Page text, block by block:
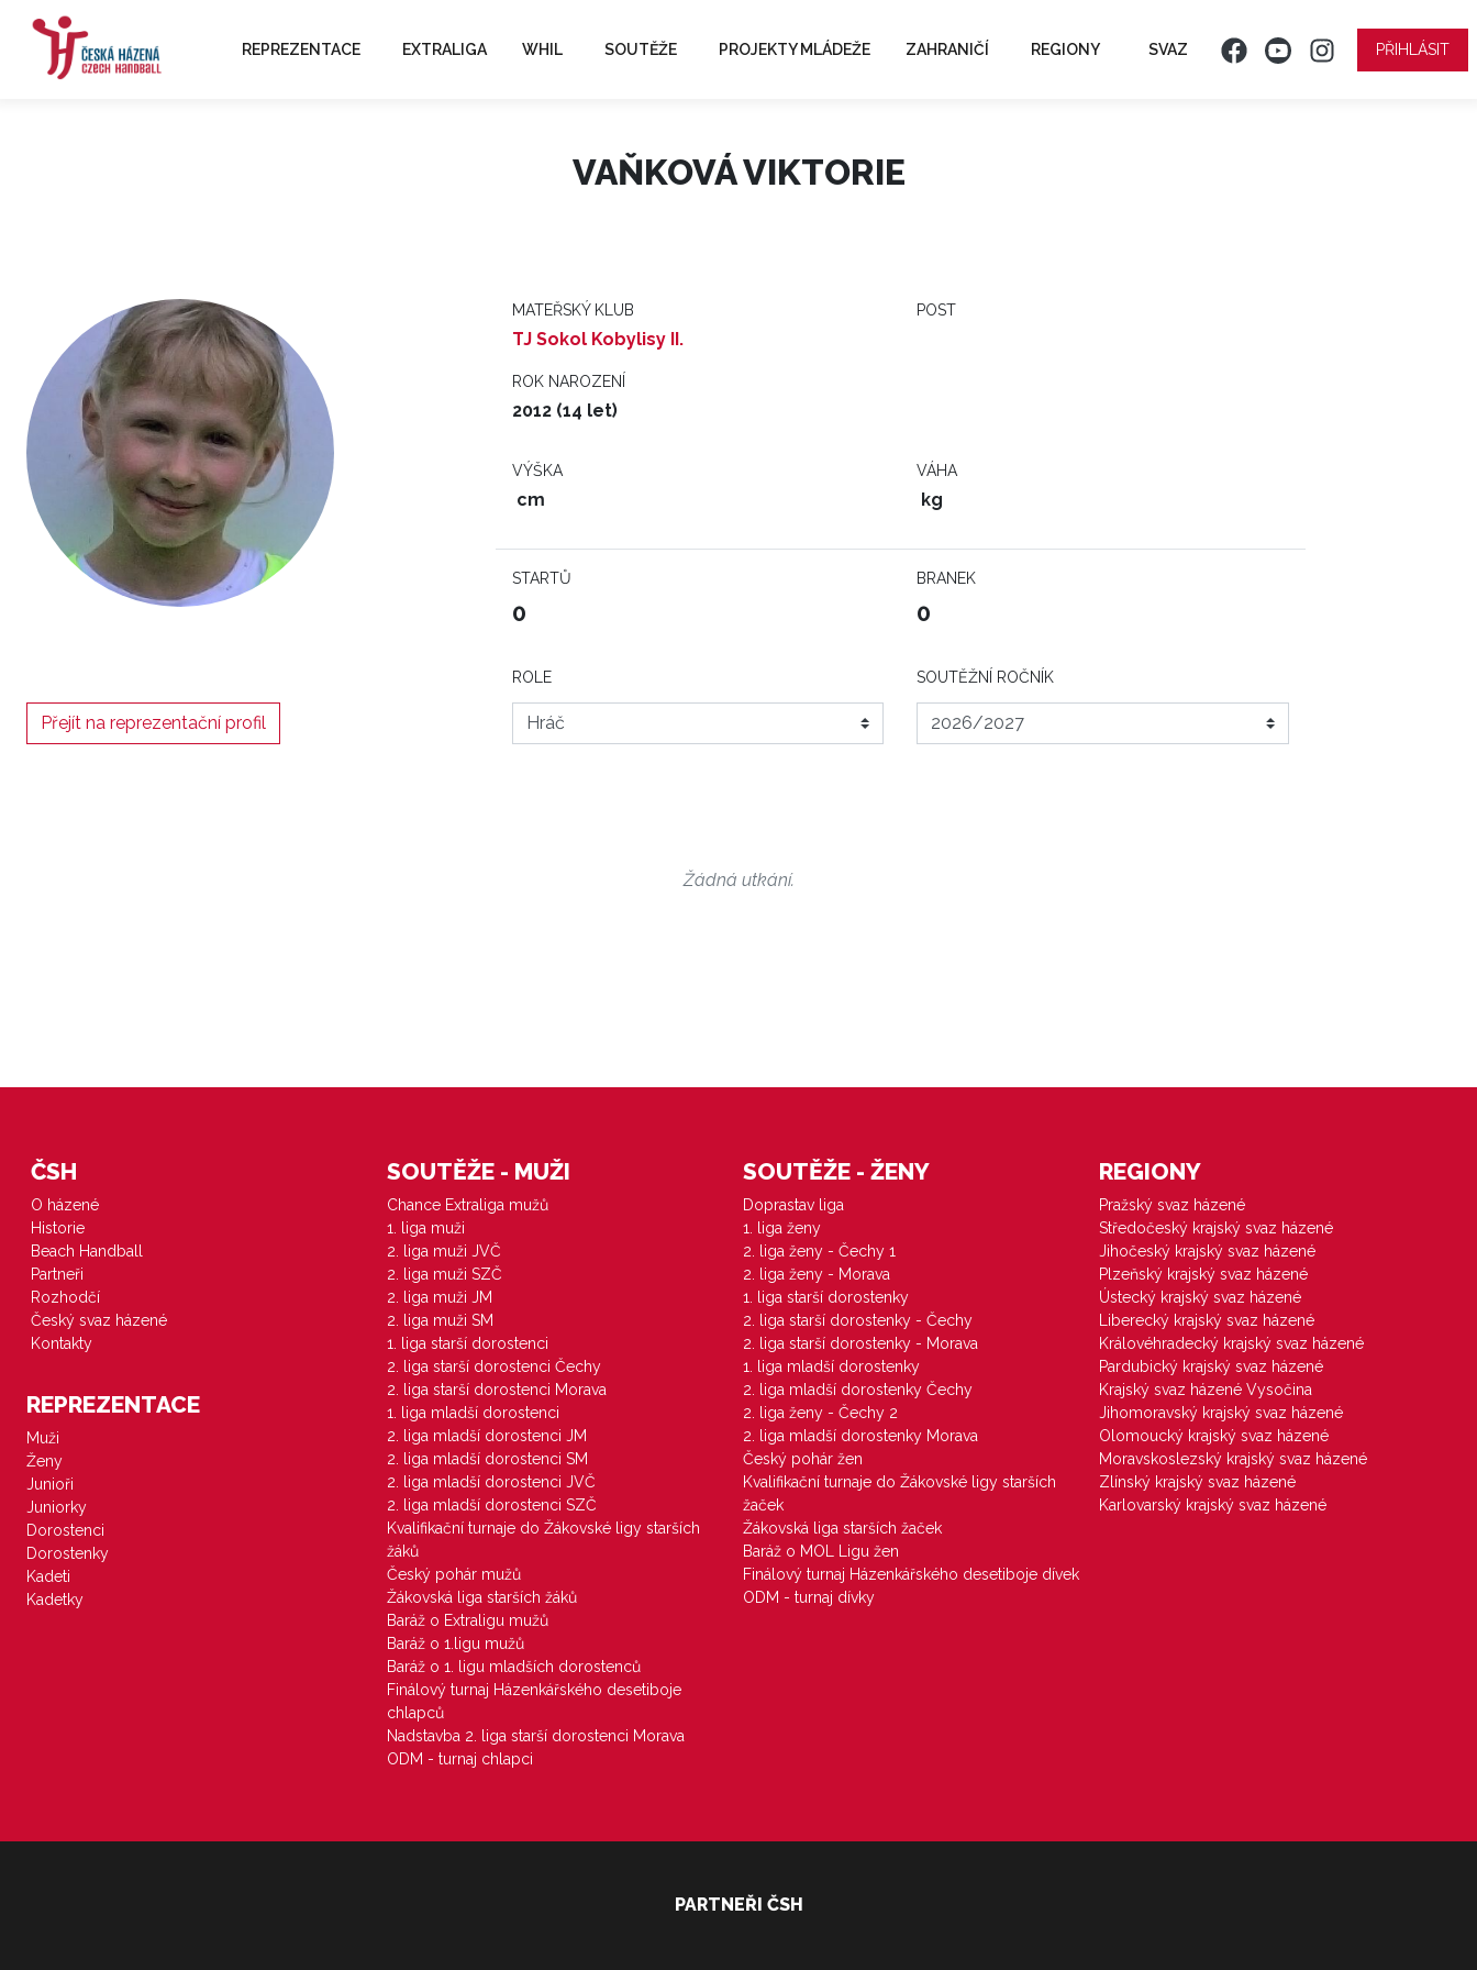
REPREZENTACE EXTRALIGA WHIL SOUTĚŽE PROJEKTY MLÁDEŽE ZAHRANIČÍ REGIONY SVAZ PŘIHLÁSIT
VAŇKOVÁ VIKTORIE
MATEŘSKÝ KLUB
TJ Sokol Kobylisy II.
POST
ROK NAROZENÍ
2012 (14 let)
VÝŠKA
cm
VÁHA
kg
STARTŮ
0
BRANEK
0
Přejít na reprezentační profil
ROLE SOUTĚŽNÍ ROČNÍK
Žádná utkání.
ČSH
O házené
Historie
Beach Handball
Partneři
Rozhodčí
Český svaz házené
Kontakty
REPREZENTACE
Muži
Ženy
Junioři
Juniorky
Dorostenci
Dorostenky
Kadeti
Kadetky
SOUTĚŽE - MUŽI
Chance Extraliga mužů
1. liga muži
2. liga muži JVČ
2. liga muži SZČ
2. liga muži JM
2. liga muži SM
1. liga starší dorostenci
2. liga starší dorostenci Čechy
2. liga starší dorostenci Morava
1. liga mladší dorostenci
2. liga mladší dorostenci JM
2. liga mladší dorostenci SM
2. liga mladší dorostenci JVČ
2. liga mladší dorostenci SZČ
Kvalifikační turnaje do Žákovské ligy starších
žáků
Český pohár mužů
Žákovská liga starších žáků
Baráž o Extraligu mužů
Baráž o 1.ligu mužů
Baráž o 1. ligu mladších dorostenců
Finálový turnaj Házenkářského desetiboje
chlapců
Nadstavba 2. liga starší dorostenci Morava
ODM - turnaj chlapci
SOUTĚŽE - ŽENY
Doprastav liga
1. liga ženy
2. liga ženy - Čechy 1
2. liga ženy - Morava
1. liga starší dorostenky
2. liga starší dorostenky - Čechy
2. liga starší dorostenky - Morava
1. liga mladší dorostenky
2. liga mladší dorostenky Čechy
2. liga ženy - Čechy 2
2. liga mladší dorostenky Morava
Český pohár žen
Kvalifikační turnaje do Žákovské ligy starších
žaček
Žákovská liga starších žaček
Baráž o MOL Ligu žen
Finálový turnaj Házenkářského desetiboje dívek
ODM - turnaj dívky
REGIONY
Pražský svaz házené
Středočeský krajský svaz házené
Jihočeský krajský svaz házené
Plzeňský krajský svaz házené
Ústecký krajský svaz házené
Liberecký krajský svaz házené
Královéhradecký krajský svaz házené
Pardubický krajský svaz házené
Krajský svaz házené Vysočina
Jihomoravský krajský svaz házené
Olomoucký krajský svaz házené
Moravskoslezský krajský svaz házené
Zlínský krajský svaz házené
Karlovarský krajský svaz házené
PARTNEŘI ČSH